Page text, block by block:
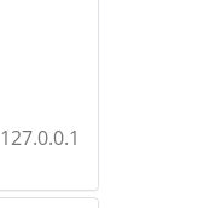
127.0.0.1